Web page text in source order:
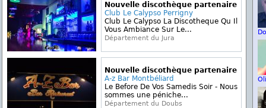
Nouvelle discothèque partenaire
Club Le Calypso Perrigny
Club Le Calypso La Discotheque Qu Il
Vous Ambiance Sur Le...
Département du Jura
Nouvelle discothèque partenaire
A-z Bar Montbéliard
Le Before De Vos Samedis Soir - Nous
sommes une péniche...
Département du Doubs